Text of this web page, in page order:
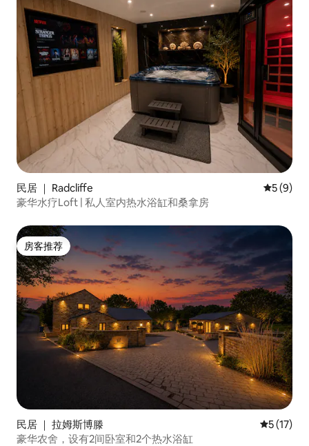
民居 ｜ Radcliffe 平均评分
5 (9)
豪华水疗Loft | 私人室内热水浴缸和桑拿房
房客推荐
房客推荐
民居 ｜ 拉姆斯博滕 平均评分
5 (17)
豪华农舍，设有2间卧室和2个热水浴缸